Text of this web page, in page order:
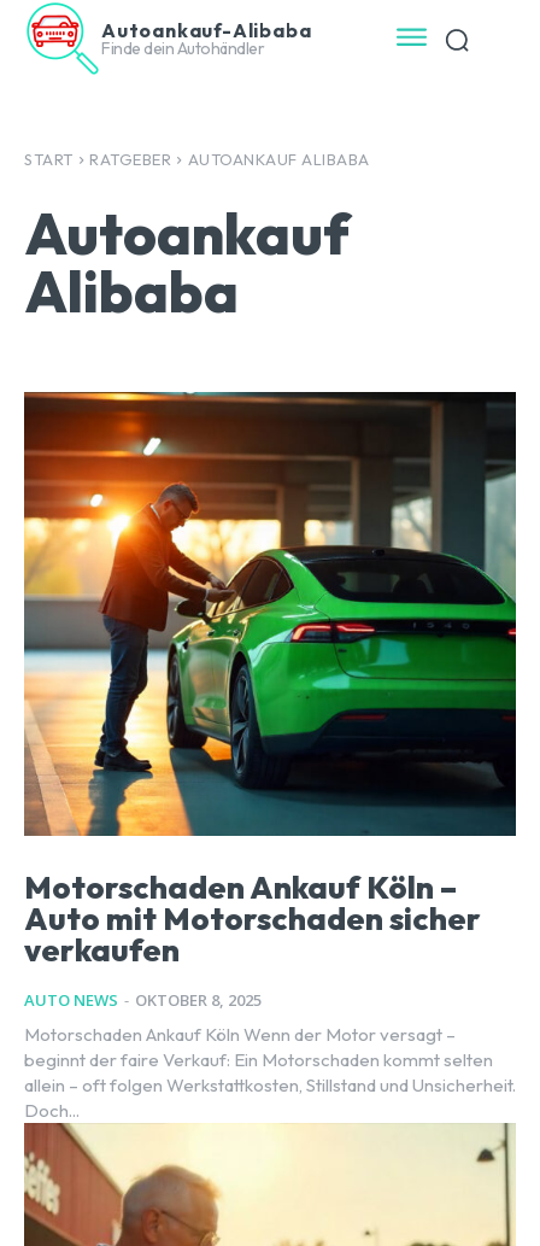
Autoankauf-Alibaba
Finde dein Autohändler
START RATGEBER AUTOANKAUF ALIBABA
Autoankauf
Alibaba
Motorschaden Ankauf Köln –
Auto mit Motorschaden sicher
verkaufen
AUTO NEWS - OKTOBER 8, 2025
Motorschaden Ankauf Köln Wenn der Motor versagt –
beginnt der faire Verkauf: Ein Motorschaden kommt selten
allein – oft folgen Werkstattkosten, Stillstand und Unsicherheit.
Doch...